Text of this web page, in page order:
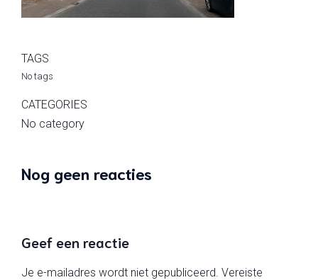
TAGS
No tags
CATEGORIES
No category
Nog geen reacties
Geef een reactie
Je e-mailadres wordt niet gepubliceerd. Vereiste